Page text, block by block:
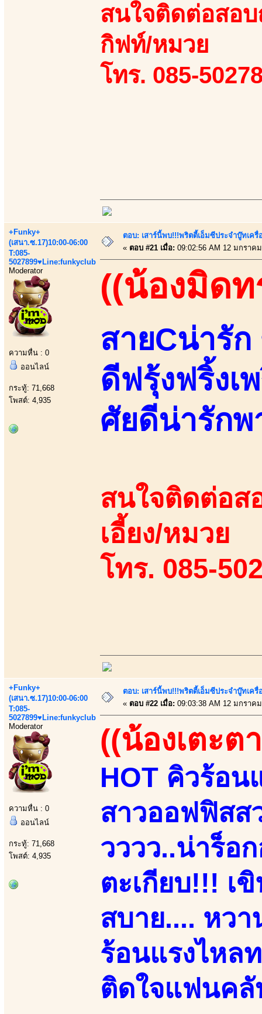
สนใจติดต่อสอบ
กิฟท์/หมวย
โทร. 085-
+Funky+
(เสนา.ซ.17)10:00-06:00
T:085-
5027899♥Line:funkyclub
Moderator
ความหื่น : 0
ออนไลน์
กระทู้: 71,668
โพสต์: 4,935
ตอบ: เสาร์นี้พบ!!!พริตตี้เอ็มซีประจำบู๊ทเค
« ตอบ #21 เมื่อ: 09:02:56 AM 12 มกราค
((น้องมิด
สายCน่ารัก
ดีฟรุ้งฟริ้งเ
ศัยดีน่ารัก
สนใจติดต่อส
เอี้ยง/หมวย
โทร. 085-
+Funky+
(เสนา.ซ.17)10:00-06:00
T:085-
5027899♥Line:funkyclub
Moderator
ความหื่น : 0
ออนไลน์
กระทู้: 71,668
โพสต์: 4,935
ตอบ: เสาร์นี้พบ!!!พริตตี้เอ็มซีประจำบู๊ทเค
« ตอบ #22 เมื่อ: 09:03:38 AM 12 มกราค
((น้องเตะต
HOT คิวร้อน
สาวออฟฟิสส
วววว..น่าร็อ
ตะเกียบ!!! เ
สบาย.... หว
ร้อนแรงไหล
ติดใจแฟนคลั